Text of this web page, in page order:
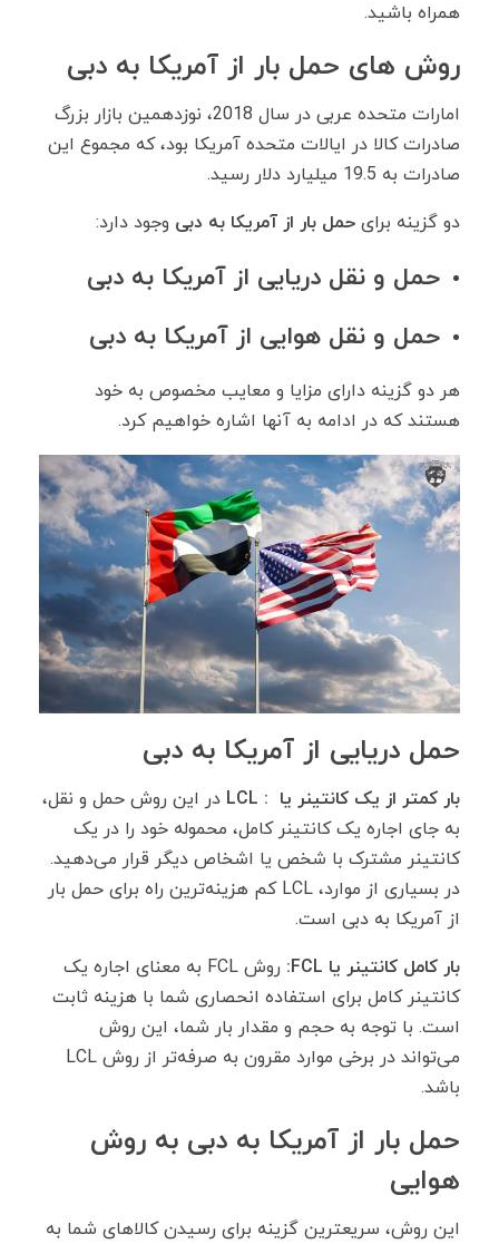
همراه باشید.
روش های حمل بار از آمریکا به دبی
امارات متحده عربی در سال 2018، نوزدهمین بازار بزرگ
صادرات کالا در ایالات متحده آمریکا بود، که مجموع این
صادرات به 19.5 میلیارد دلار رسید.
دو گزینه برای حمل بار از آمریکا به دبی وجود دارد:
حمل و نقل دریایی از آمریکا به دبی
حمل و نقل هوایی از آمریکا به دبی
هر دو گزینه دارای مزایا و معایب مخصوص به خود
هستند که در ادامه به آنها اشاره خواهیم کرد.
حمل دریایی از آمریکا به دبی
بار کمتر از یک کانتینر یا : LCL
در این روش حمل و نقل،
به جای اجاره یک کانتینر کامل، محموله خود را در یک
کانتینر مشترک با شخص یا اشخاص دیگر قرار می‌دهید.
در بسیاری از موارد، LCL کم هزینه‌ترین راه برای حمل بار
از آمریکا به دبی است.
بار کامل کانتینر یا FCL
:
روش FCL به معنای اجاره یک
کانتینر کامل برای استفاده انحصاری شما با هزینه ثابت
است. با توجه به حجم و مقدار بار شما، این روش
می‌تواند در برخی موارد مقرون به صرفه‌تر از روش LCL
باشد.
حمل بار از آمریکا به دبی به روش
هوایی
این روش، سریعترین گزینه برای رسیدن کالا‌های شما به